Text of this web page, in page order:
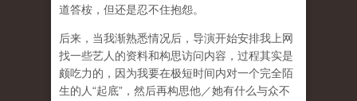
道答桉，但还是忍不住抱怨。
后来，当我渐熟悉情况后，导演开始安排我上网
找一些艺人的资料和构思访问内容，过程其实是
颇吃力的，因为我要在极短时间内对一个完全陌
生的人“起底”，然后再构思他／她有什么与众不